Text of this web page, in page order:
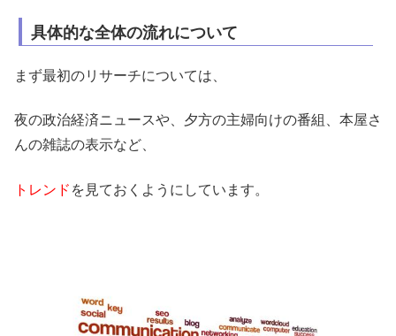
具体的な全体の流れについて
まず最初のリサーチについては、
夜の政治経済ニュースや、夕方の主婦向けの番組、本屋さ
んの雑誌の表示など、
トレンド を見ておくようにしています。